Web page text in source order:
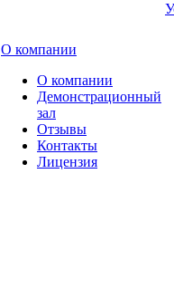
О компании
О компании
Демонстрационный
зал
Отзывы
Контакты
Лицензия